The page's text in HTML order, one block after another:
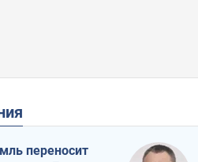
переносит